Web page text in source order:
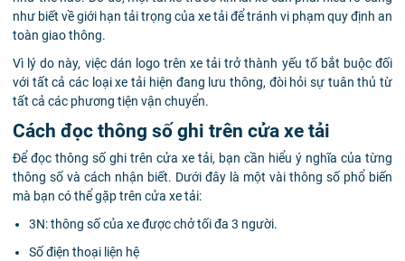
như biết về giới hạn tải trọng của xe tải để tránh vi phạm quy định an
toàn giao thông.
Vì lý do này, việc dán logo trên xe tải trở thành yếu tố bắt buộc đối
với tất cả các loại xe tải hiện đang lưu thông, đòi hỏi sự tuân thủ từ
tất cả các phương tiện vận chuyển.
Cách đọc thông số ghi trên cửa xe tải
Để đọc thông số ghi trên cửa xe tải, bạn cần hiểu ý nghĩa của từng
thông số và cách nhận biết. Dưới đây là một vài thông số phổ biến
mà bạn có thể gặp trên cửa xe tải:
3N: thông số của xe được chở tối đa 3 người.
Số điện thoại liện hệ